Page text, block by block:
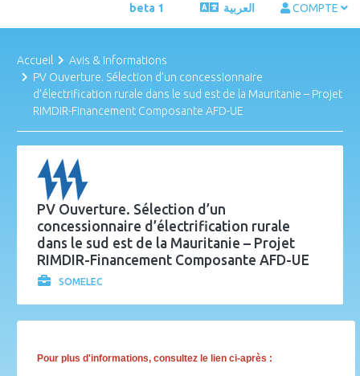
beta 1 العربية COMPTE
Accueil
Avis & Informations
PV Ouverture. Sélection d’un concessionnaire
d’électrification rurale dans le sud est de la Mauritanie – Projet
RIMDIR-Financement Composante AFD-UE
PV Ouverture. Sélection d’un
concessionnaire d’électrification rurale
dans le sud est de la Mauritanie – Projet
RIMDIR-Financement Composante AFD-UE
SOMELEC
Pour plus d'informations, consultez le lien ci-après :